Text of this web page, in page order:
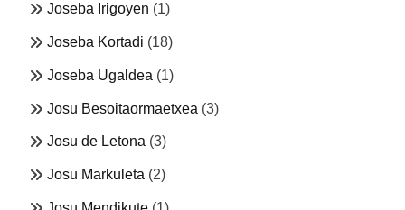
Joseba Irigoyen (1)
Joseba Kortadi (18)
Joseba Ugaldea (1)
Josu Besoitaormaetxea (3)
Josu de Letona (3)
Josu Markuleta (2)